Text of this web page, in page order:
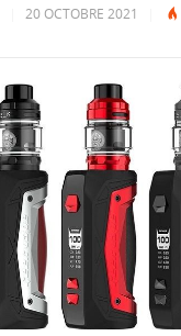
20 OCTOBRE 2021